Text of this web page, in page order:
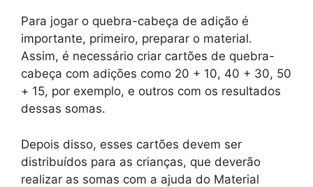
Para jogar o quebra-cabeça de adição é
importante, primeiro, preparar o material.
Assim, é necessário criar cartões de quebra-
cabeça com adições como 20 + 10, 40 + 30, 50
+ 15, por exemplo, e outros com os resultados
dessas somas.
Depois disso, esses cartões devem ser
distribuídos para as crianças, que deverão
realizar as somas com a ajuda do Material